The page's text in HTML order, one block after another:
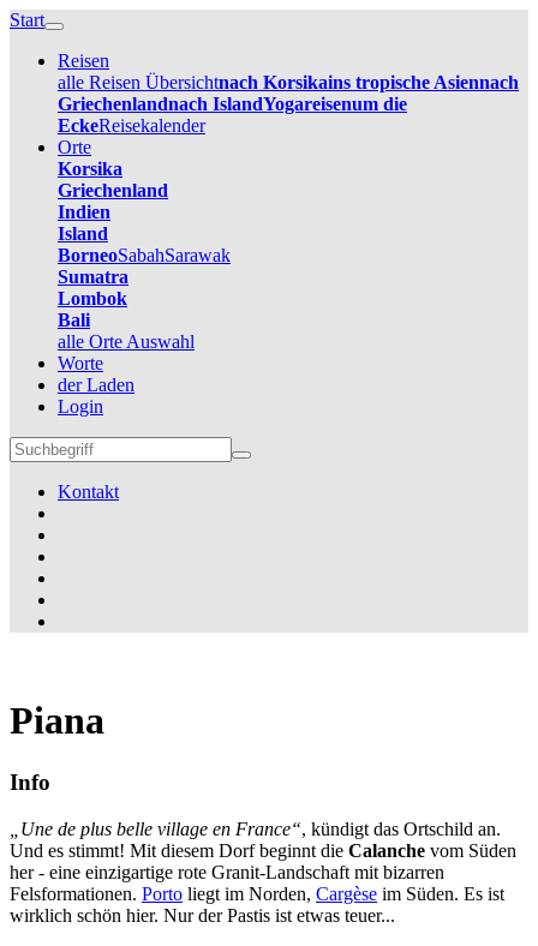
Start
Reisen
alle Reisen Übersichtnach Korsikains tropische Asiennach
Griechenlandnach IslandYogareisenum die
EckeReisekalender
Orte
Korsika
Griechenland
Indien
Island
BorneoSabahSarawak
Sumatra
Lombok
Bali
alle Orte Auswahl
Worte
der Laden
Login
Kontakt
Piana
Info
Une de plus belle village en France , kündigt das Ortschild an.
Und es stimmt! Mit diesem Dorf beginnt die Calanche vom Süden
her - eine einzigartige rote Granit-Landschaft mit bizarren
Felsformationen. Porto liegt im Norden, Cargèse im Süden. Es ist
wirklich schön hier. Nur der Pastis ist etwas teuer...